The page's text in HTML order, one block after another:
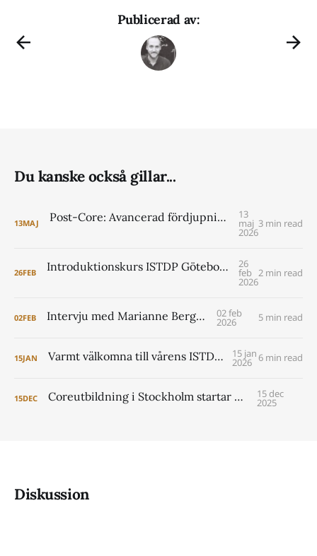
Publicerad av:
Du kanske också gillar...
13MAJ Post-Core: Avancerad fördjupning i ISTDP för psykologer VT 2027 13
maj
2026
3 min read
26FEB Introduktionskurs ISTDP Göteborg 6-8 maj 2026 (pre core) 26
feb
2026
2 min read
02FEB Intervju med Marianne Berggren 02 feb
2026 5 min read
15JAN Varmt välkomna till vårens ISTDP Academy! 15 jan
2026 6 min read
15DEC Coreutbildning i Stockholm startar 2026 15 dec
2025
Diskussion